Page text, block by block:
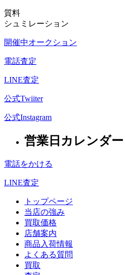
質料
シュミレーション
開催中オークション
電話査定
LINE査定
公式Twiiter
公式Instagram
営業日カレンダー
電話をかける
LINE査定
トップページ
当店の強み
買取価格
店舗案内
商品入荷情報
よくある質問
買取